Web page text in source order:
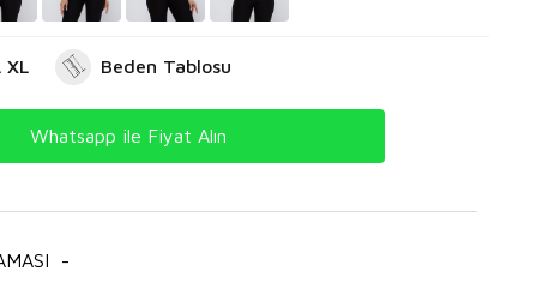
XL Beden Tablosu
Whatsapp ile Fiyat Alın
-